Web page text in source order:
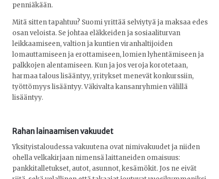
penniäkään.
Mitä sitten tapahtuu? Suomi yrittää selviytyä ja maksaa edes
osan veloista. Se johtaa eläkkeiden ja sosiaaliturvan
leikkaamiseen, valtion ja kuntien viranhaltijoiden
lomauttamiseen ja erottamiseen, lomien lyhentämiseen ja
palkkojen alentamiseen. Kun ja jos veroja korotetaan,
harmaa talous lisääntyy, yritykset menevät konkurssiin,
työttömyys lisääntyy. Väkivalta kansanryhmien välillä
lisääntyy.
Rahan lainaamisen vakuudet
Yksityistaloudessa vakuutena ovat nimivakuudet ja niiden
ohella velkakirjaan nimensä laittaneiden omaisuus:
pankkitalletukset, autot, asunnot, kesämökit. Jos ne eivät